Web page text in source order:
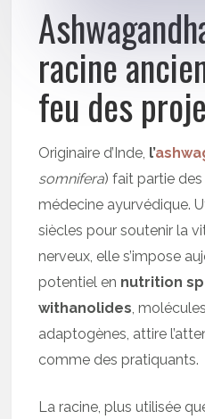
racine
feu des
Originaire d’Inde, l’
somnifera) fait partie
médecine ayurvédique.
siècles pour soutenir la
nerveux, elle s’impose
potentiel en nutrition
withanolides,
adaptogènes, attire
comme des pratiquants.
La racine, plus utilisée